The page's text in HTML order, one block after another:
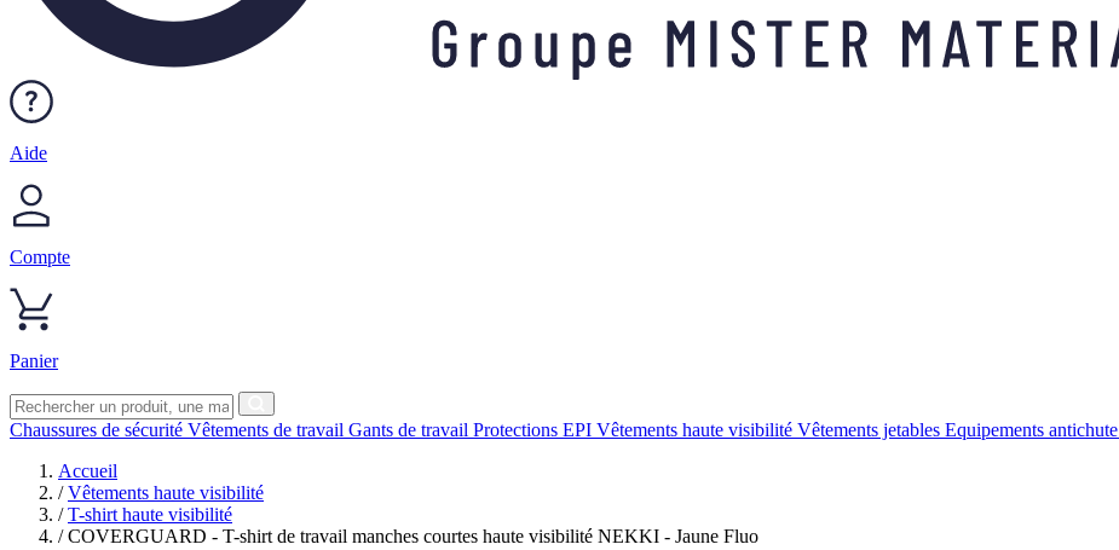
Aide
Compte
Panier
Chaussures de sécurité Vêtements de travail Gants de travail Protections EPI Vêtements haute visibilité Vêtements jetables Equipements antichute
Accueil
/ Vêtements haute visibilité
/ T-shirt haute visibilité
/ COVERGUARD - T-shirt de travail manches courtes haute visibilité NEKKI - Jaune Fluo